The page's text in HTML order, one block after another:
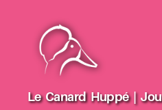
Canard
Le Canard Huppé |